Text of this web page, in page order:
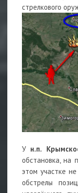
стрелкового
У н.п.
обстановка, на
этом участке
обстрелы